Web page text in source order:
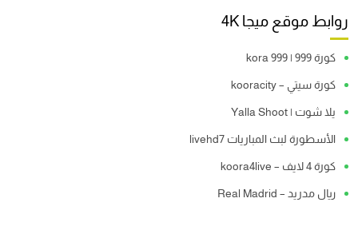
روابط موقع ميجا 4K
كورة 999 | kora 999
كورة سيتي – kooracity
يلا شوت | Yalla Shoot
الأسطورة لبث المباريات livehd7
كورة 4 لايف – koora4live
ريال مدريد – Real Madrid